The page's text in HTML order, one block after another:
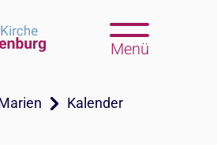
Menü
Kalender